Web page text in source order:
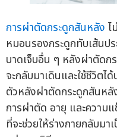
การผ่าตัดกระดูกสันหลัง ไ
หมอนรองกระดูกทับเส้นป
บาดเจ็บอื่น ๆ หลังผ่าตัด
จะกลับมาเดินและใช้ชีวิตไ
ตัวหลังผ่าตัดกระดูกสันห
การผ่าตัด อายุ และควา
ที่จะช่วยให้ร่างกายกลับมา